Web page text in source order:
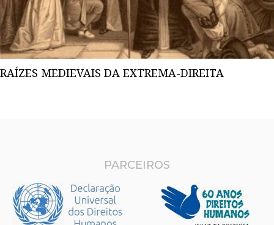
RAÍZES MEDIEVAIS DA EXTREMA-DIREITA
PARCEIROS